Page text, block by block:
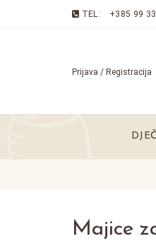
TEL: +385 99
Prijava / Registracija
Majice